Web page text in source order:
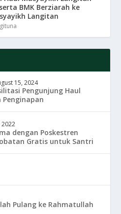
BMK Berziarah ke
Langitan
15, 2024
Pengunjung Haul
2022
dengan Poskestren
Gratis untuk Santri
Pulang ke Rahmatullah